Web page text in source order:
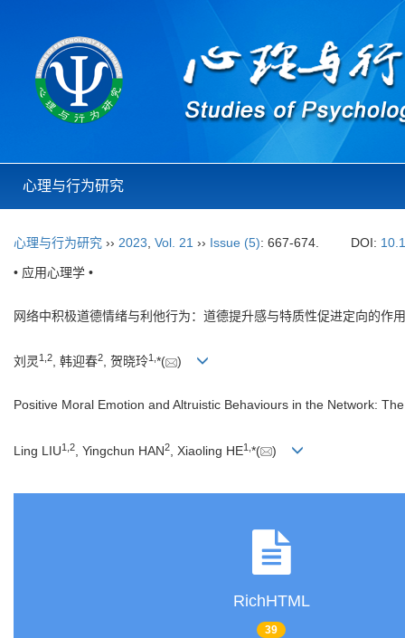
心理与行为研究
心理与行为研究 ›› 2023 Vol. 21 ›› Issue (5): 667-674. DOI:
• 应用心理学 •
网络中积极道德情绪与利他行为：道德提升感与特质性促进定向的作用
刘灵 1 2, 韩迎春2, 贺晓玲1 *( )
Positive Moral Emotion and Altruistic Behaviours in the Network:
Ling LIU1 2 , Yingchun HAN2 , Xiaoling HE1 *( )
RichHTML
39